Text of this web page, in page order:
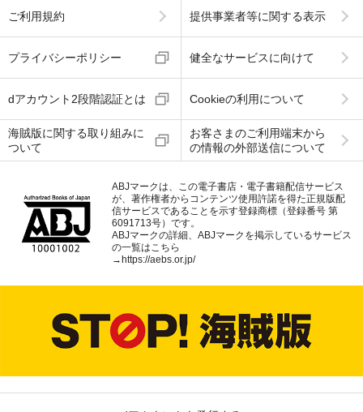
ご利用規約 提供事業者等に関する表示
プライバシーポリシー 健全なサービスに向けて
dアカウント2段階認証とは Cookieの利用について
海賊版に関する取り組みに
ついて
お客さまのご利用端末から
の情報の外部送信について
ABJマークは、この電子書店・電子書籍配信サービス
が、著作権者からコンテンツ使用許諾を得た正規版配
信サービスであることを示す登録商標（登録番号 第
6091713号）です。
ABJマークの詳細、ABJマークを掲示しているサービス
の一覧はこちら
→ https://aebs.or.jp/